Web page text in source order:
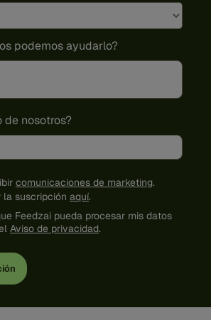
podemos ayudarlo?
de nosotros?
comunicaciones de marketing.
la suscripción aquí.
Feedzai pueda procesar mis datos
Aviso de privacidad.